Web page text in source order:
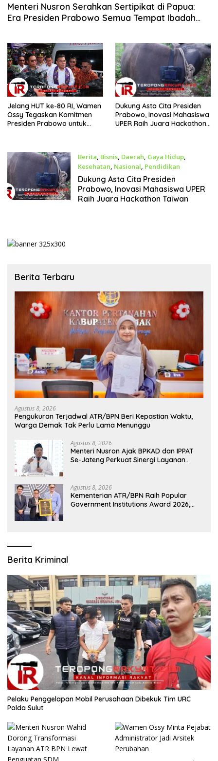
Menteri Nusron Serahkan Sertipikat di Papua:
Era Presiden Prabowo Semua Tempat Ibadah
Jelang HUT ke-80 RI, Wamen
Ossy Tegaskan Komitmen
Presiden Prabowo untuk
Dukung Asta Cita Presiden
Prabowo, Inovasi Mahasiswa
UPER Raih Juara Hackathon
Berita, Bisnis, Daerah, Gaya Hidup,
Kesehatan, Nasional, Pendidikan
Januari 13, 2025
Dukung Asta Cita Presiden
Prabowo, Inovasi Mahasiswa UPER
Raih Juara Hackathon Taiwan
Berita Terbaru
Agustus 8, 2026
Pengukuran Terjadwal ATR/BPN Beri Kepastian Waktu,
Warga Demak Tak Perlu Lama Menunggu
Agustus 8, 2026
Menteri Nusron Ajak BPKAD dan IPPAT
Se-Jateng Perkuat Sinergi Layanan
Agustus 8, 2026
Kementerian ATR/BPN Raih Popular
Government Institutions Award 2026,
Berita Kriminal
​Pelaku Penggelapan Mobil Perusahaan Dibekuk Tim URC
Polda Sulut